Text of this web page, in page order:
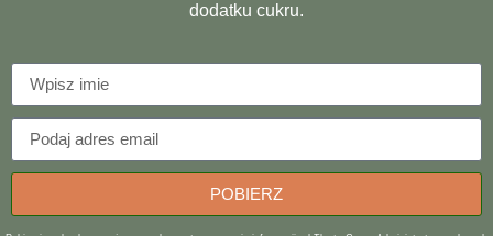
dodatku cukru.
POBIERZ